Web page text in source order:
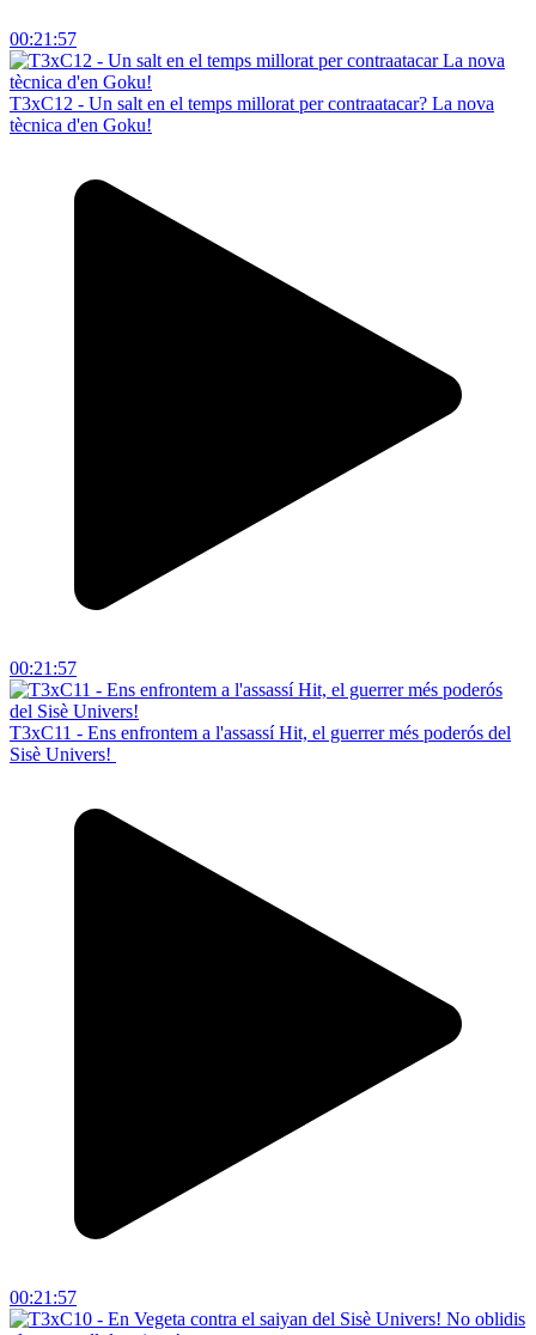
00:21:57
T3xC12 - Un salt en el temps millorat per contraatacar? La nova
tècnica d'en Goku!
00:21:57
T3xC11 - Ens enfrontem a l'assassí Hit, el guerrer més poderós del
Sisè Univers!
00:21:57